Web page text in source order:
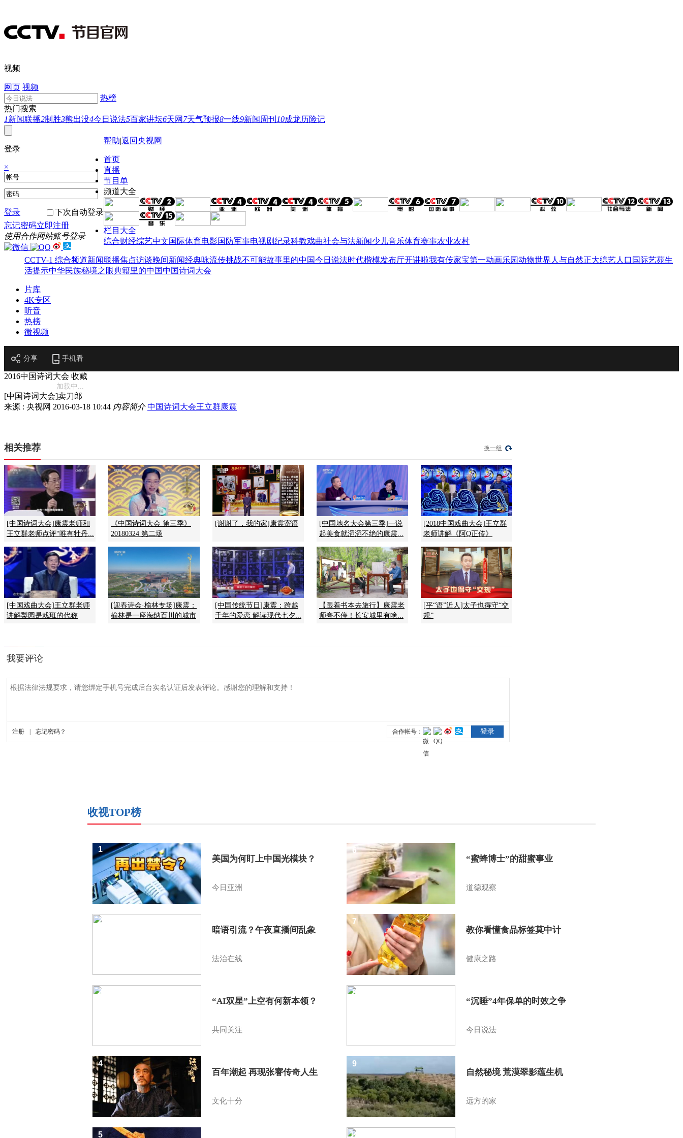
视频
网页 视频
热榜
热门搜索
1新闻联播2制胜3熊出没4今日说法5百家讲坛6天网 7天气预报8一线9新闻周刊 10成龙历险记
登录
×
登录
下次自动登录
忘记密码立即注册
使用合作网站账号登录
帮助|返回央视网
首页
直播
节目单
频道大全
栏目大全
综合财经综艺中文国际体育电影国防军事电视剧纪录科教戏曲社会与法新闻少儿音乐体育赛事农业农村
CCTV-1 综合频道新闻联播焦点访谈晚间新闻经典咏流传挑战不可能故事里的中国今日说法时代楷模发布厅开讲啦我有传家宝第一动画乐园动物世界 人与自然正大综艺人口 国际艺苑生
活提示中华民族秘境之眼典籍里的中国中国诗词大会
片库
4K专区
听音
热榜
微视频
分享 手机看
2016中国诗词大会 收藏
加载中...
[中国诗词大会]卖刀郎
来源 : 央视网 2016-03-18 10:44 内容简介 中国诗词大会王立群康震
相关推荐 换一组
[中国诗词大会]康震老师和
王立群老师点评“唯有牡丹...
《中国诗词大会 第三季》
20180324 第二场
[谢谢了，我的家]康震寄语
[中国地名大会第三季]一说
起美食就滔滔不绝的康震...
[2018中国戏曲大会]王立群
老师讲解《阿Q正传》
[中国戏曲大会]王立群老师
讲解梨园是戏班的代称
[迎春诗会·榆林专场]康震：
榆林是一座海纳百川的城市
[中国传统节日]康震：跨越
千年的爱恋 解读现代七夕...
【跟着书本去旅行】康震老
师夸不停！长安城里有啥...
[平“语”近人]太子也得守“交
规”
收视TOP榜
美国为何盯上中国光模块？
今日亚洲
1
暗语引流？午夜直播间乱象
法治在线
2
“AI双星”上空有何新本领？
共同关注
3
百年潮起 再现张謇传奇人生
文化十分
4
5
“蜜蜂博士”的甜蜜事业
道德观察
6
教你看懂食品标签莫中计
健康之路
7
“沉睡”4年保单的时效之争
今日说法
8
自然秘境 荒漠翠影蕴生机
远方的家
9
10